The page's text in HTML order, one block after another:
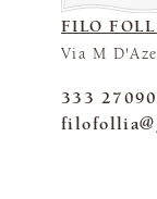
FILO
Via M
333